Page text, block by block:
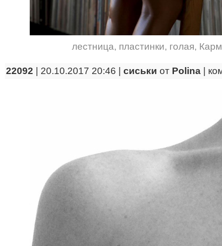
лестница, пластинки, голая,
22092 | 20.10.2017 20:46 | сиськи от Polina